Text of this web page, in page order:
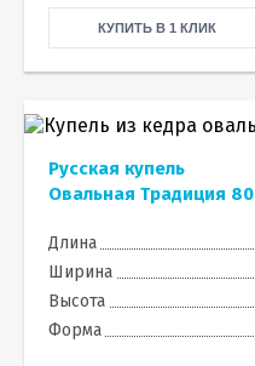
КУПИТЬ В 1 КЛИК
Русская купель
Овальная Традиция 80
Длина
Ширина
Высота
Форма